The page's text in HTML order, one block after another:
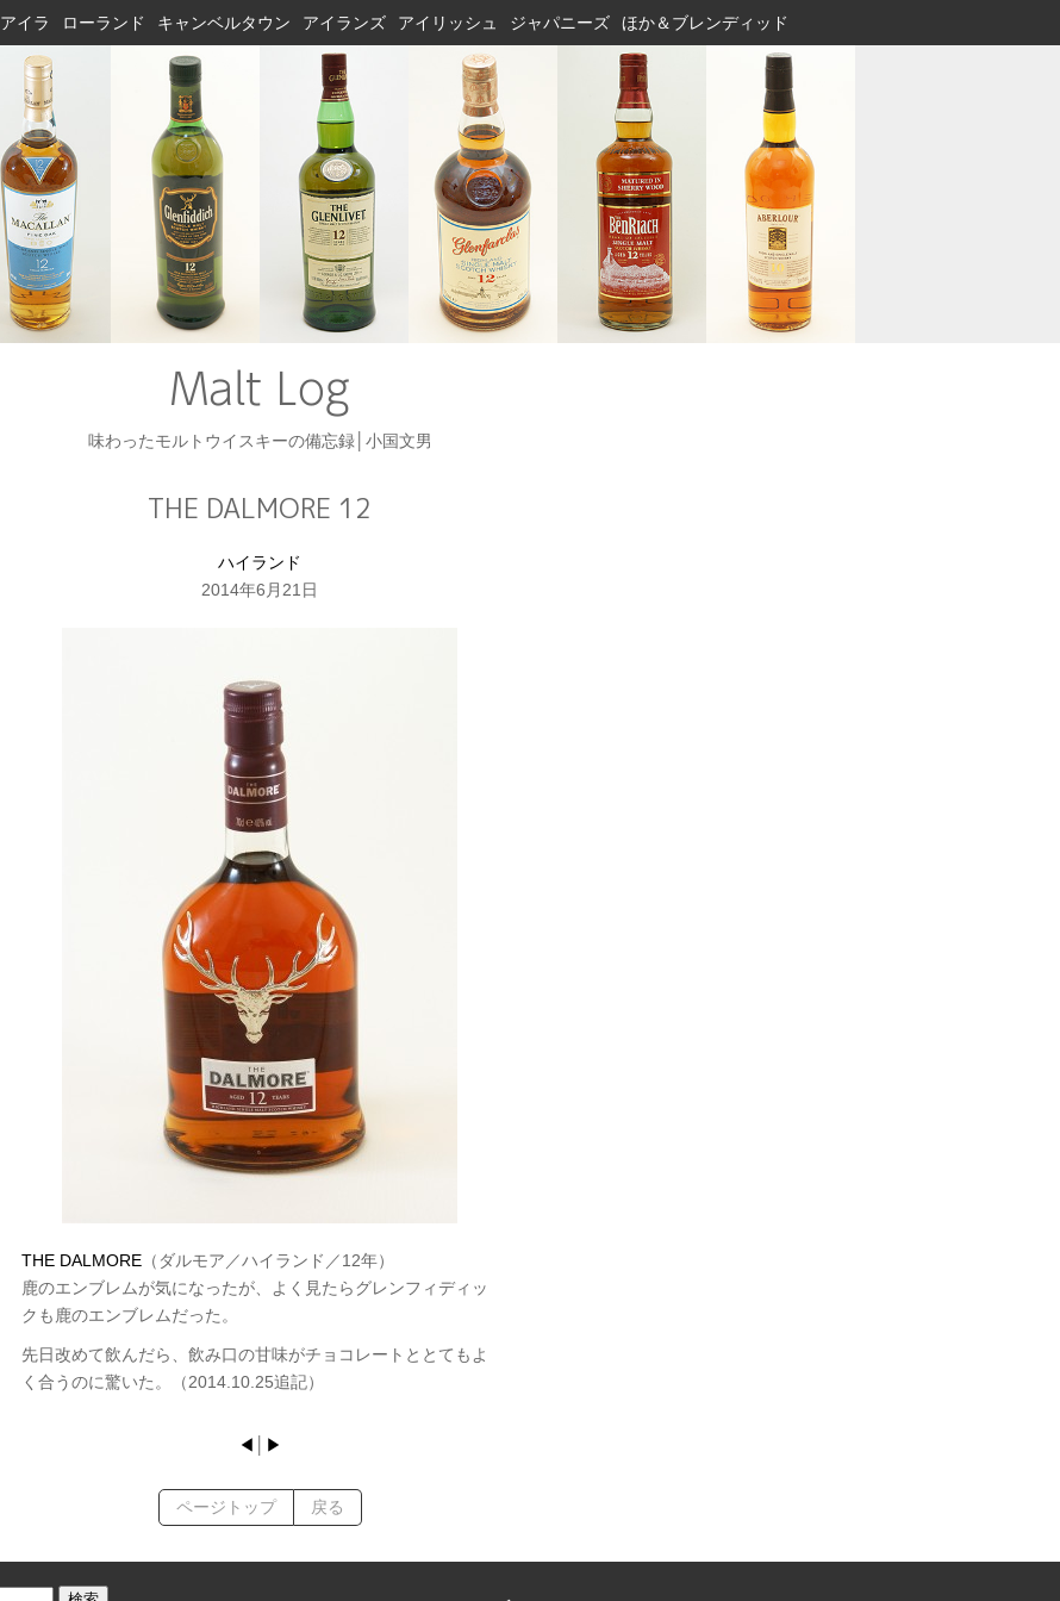
アイラ ローランド キャンベルタウン アイランズ アイリッシュ ジャパニーズ ほか＆ブレンディッド
Malt Log
味わったモルトウイスキーの備忘録│小国文男
THE DALMORE 12
ハイランド
2014年6月21日
THE DALMORE （ダルモア／ハイランド／12年）
鹿のエンブレムが気になったが、よく見たらグレンフィディッ
クも鹿のエンブレムだった。
先日改めて飲んだら、飲み口の甘味がチョコレートととてもよ
く合うのに驚いた。（2014.10.25追記）
◀ ▶
ページトップ 戻る